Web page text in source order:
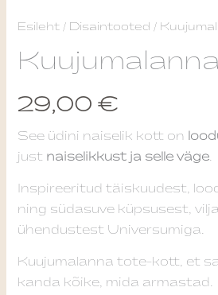
Esileht/ Disaintooted /
29,00 €
See üdini naiselik kott on
just naiselikkust ja selle väge.
Inspireeritud täiskuudest,
ning südasuve küpsusest,
ühendustest Universumiga.
Kuujumalanna tote-kott, et
kanda kõike, mida armastad.
Kuujumalanna
kogus